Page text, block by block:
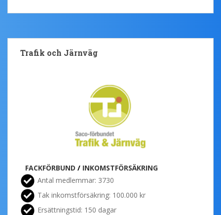
Trafik och Järnväg
FACKFÖRBUND / INKOMSTFÖRSÄKRING
Antal medlemmar: 3730
Tak inkomstförsäkring: 100.000 kr
Ersättningstid: 150 dagar